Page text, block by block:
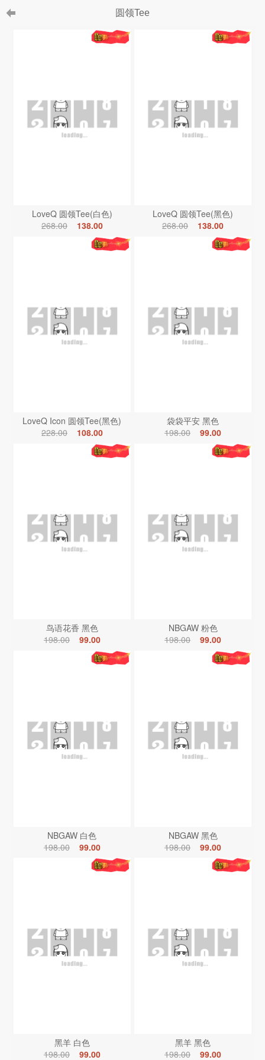
圆领Tee
LoveQ 圆领Tee(白色)
268.00
138.00
LoveQ 圆领Tee(黑色)
268.00
138.00
LoveQ Icon 圆领Tee(黑色)
228.00
108.00
袋袋平安 黑色
198.00
99.00
鸟语花香 黑色
198.00
99.00
NBGAW 粉色
198.00
99.00
NBGAW 白色
198.00
99.00
NBGAW 黑色
198.00
99.00
黑羊 白色
198.00
99.00
黑羊 黑色
198.00
99.00